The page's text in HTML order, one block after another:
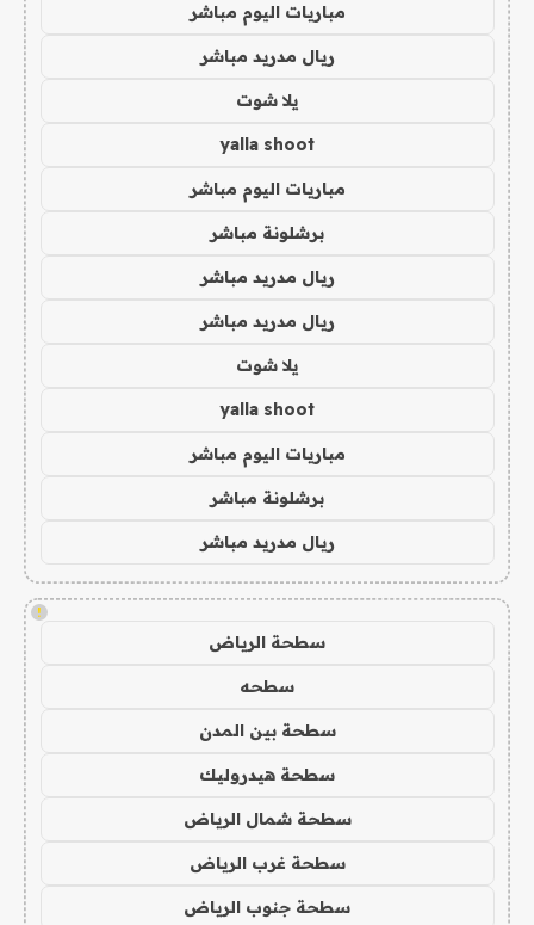
مباريات اليوم مباشر
ريال مدريد مباشر
يلا شوت
yalla shoot
مباريات اليوم مباشر
برشلونة مباشر
ريال مدريد مباشر
ريال مدريد مباشر
يلا شوت
yalla shoot
مباريات اليوم مباشر
برشلونة مباشر
ريال مدريد مباشر
!
سطحة الرياض
سطحه
سطحة بين المدن
سطحة هيدروليك
سطحة شمال الرياض
سطحة غرب الرياض
سطحة جنوب الرياض